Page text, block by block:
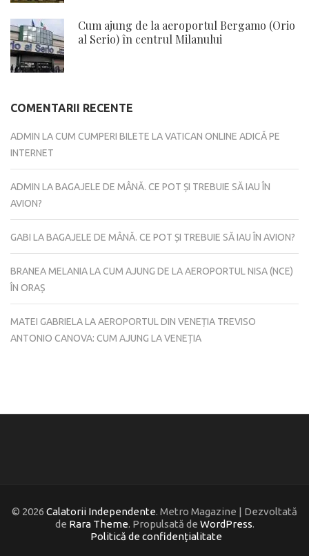
Cum ajung de la aeroportul Bergamo (Orio
al Serio) în centrul Milanului
COMENTARII RECENTE
ADMIN LACUM CUMPERI BILETE LA VATICAN ONLINE ADICĂ PE
INTERNET
ADMIN LABAGAJELE DE MÂNĂ. CE POT ȘI TREBUIE SĂ IAU ÎN
AVION?
GABI LABAGAJELE DE MÂNĂ. CE POT ȘI TREBUIE SĂ IAU ÎN AVION?
BRANEA MELANIALACUM AJUNG DE LA AEROPORTUL NISA (NCE)
ÎN ORAȘ
MATEI GABRIELALAAEROPORTUL DIN VENEȚIA TREVISO
ANTONIO CANOVA: CUM AJUNG LA VENEȚIA
© 2026 Calatorii Independente. Metro Magazine | Dezvoltată
de Rara Theme. Propulsată de WordPress.
Politică de confidențialitate